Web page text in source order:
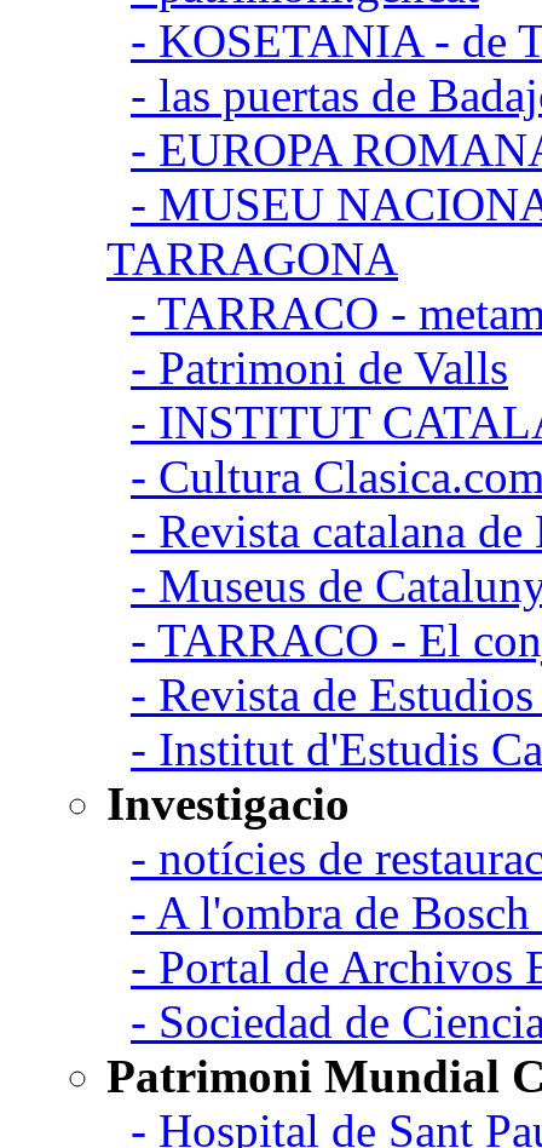
- KOSETANIA - de
- las puertas de
- EUROPA
- MUSEU
TARRAGONA
- TARRACO -
- Patrimoni de Valls
- INSTITUT
- Cultura
- Revista catalana
- Museus de
- TARRACO - El
- Revista de
- Institut d'Estudis
Investigacio
- notícies de
- A l'ombra de
- Portal de Archivos
- Sociedad de
Patrimoni Mundial
- Hospital de Sant